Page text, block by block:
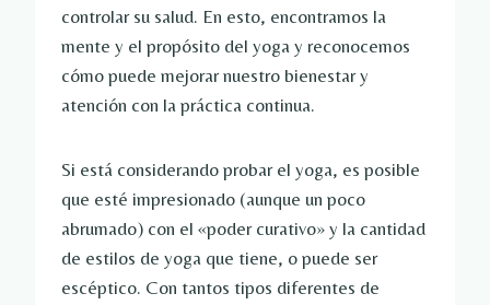
controlar su salud. En esto, encontramos la
mente y el propósito del yoga y reconocemos
cómo puede mejorar nuestro bienestar y
atención con la práctica continua.
Si está considerando probar el yoga, es posible
que esté impresionado (aunque un poco
abrumado) con el «poder curativo» y la cantidad
de estilos de yoga que tiene, o puede ser
escéptico. Con tantos tipos diferentes de